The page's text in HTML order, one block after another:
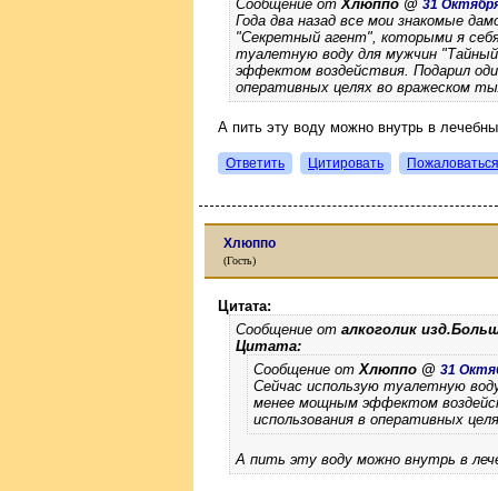
Сообщение от Хлюппо @ 31
Года два назад все мои знакомые
"Секретный агент", которыми я
туалетную воду для мужчин
эффектом воздействия. Подарил
оперативных целях во вражеском
А пить эту воду можно внутрь в
Ответить Цитировать Пожаловаться
Хлюппо
(Гость)
Цитата:
Сообщение от алкоголик
Цитата:
Сообщение отХлюппо @ 31
Сейчас использую туалетную
менее мощным эффектом
использования в оперативных
А пить эту воду можно внутрь в